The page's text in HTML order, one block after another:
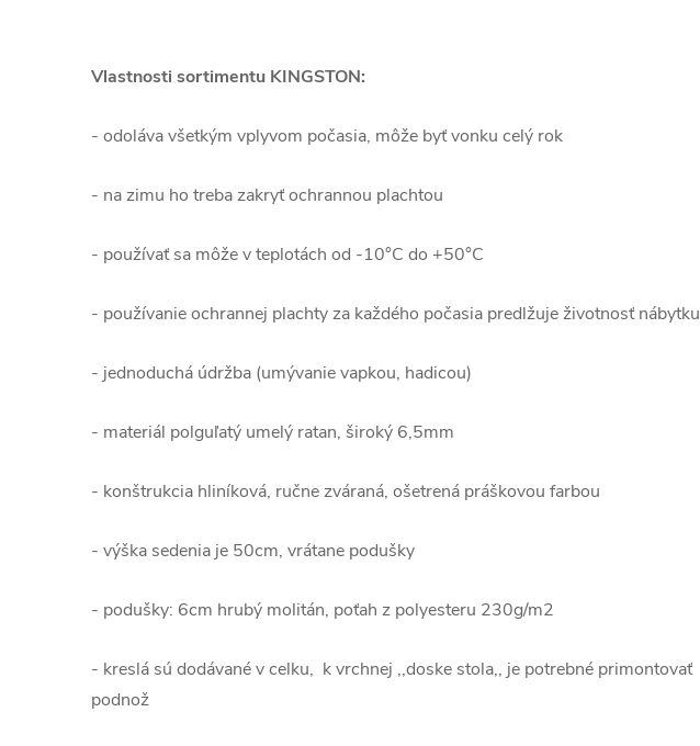
Vlastnosti sortimentu KINGSTON:
- odoláva všetkým vplyvom počasia, môže byť vonku celý rok
- na zimu ho treba zakryť ochrannou plachtou
- používať sa môže v teplotách od -10°C do +50°C
- používanie ochrannej plachty za každého počasia predlžuje životnosť nábytku
- jednoduchá údržba (umývanie vapkou, hadicou)
- materiál polguľatý umelý ratan, široký 6,5mm
- konštrukcia hliníková, ručne zváraná, ošetrená práškovou farbou
- výška sedenia je 50cm, vrátane podušky
- podušky: 6cm hrubý molitán, poťah z polyesteru 230g/m2
- kreslá sú dodávané v celku, k vrchnej ,,doske stola,, je potrebné primontovať
podnož